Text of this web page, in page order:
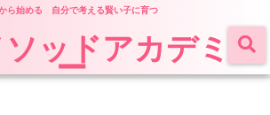
ら始める 自分で考える賢い子に育つ
ッドアカデミ
ー